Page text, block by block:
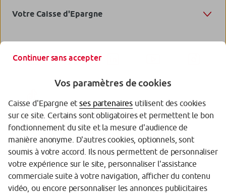
Votre Caisse d'Epargne
Garanties des dépôts
Protection des données personnelles
Politique cookies
Continuer sans accepter
Vos paramètres de cookies
Caisse d'Epargne etses partenaires utilisent des cookies
sur ce site. Certains sont obligatoires et permettent le bon
fonctionnement du site et la mesure d'audience de
manière anonyme. D'autres cookies, optionnels, sont
soumis à votre accord. Ils nous permettent de personnaliser
votre expérience sur le site, personnaliser l'assistance
commerciale suite à votre navigation, afficher du contenu
vidéo, ou encore personnaliser les annonces publicitaires